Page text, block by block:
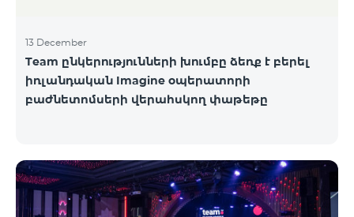
13 December
Team ընկերությունների խումբը ձեռք է բերել
իռլանդական Imagine օպերատորի
բաժնետոմսերի վերահսկող փաթեթը